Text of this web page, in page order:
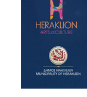
ΠΟΛΙΤΙΣΜΟΣ